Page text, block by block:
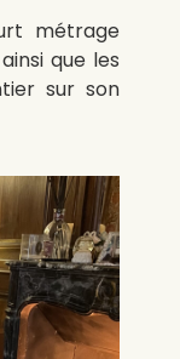
métrage
que les
sur son